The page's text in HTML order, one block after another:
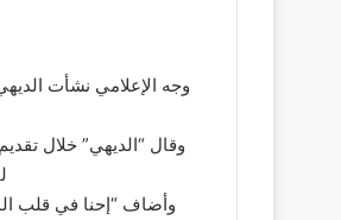
وجه الإعلامي نشأت
وأضاف “إحنا في قلب